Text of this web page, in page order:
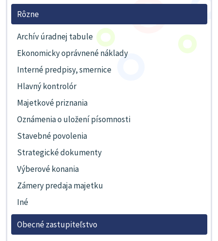
Rôzne
Archív úradnej tabule
Ekonomicky oprávnené náklady
Interné predpisy, smernice
Hlavný kontrolór
Majetkové priznania
Oznámenia o uložení písomnosti
Stavebné povolenia
Strategické dokumenty
Výberové konania
Zámery predaja majetku
Iné
Obecné zastupiteľstvo